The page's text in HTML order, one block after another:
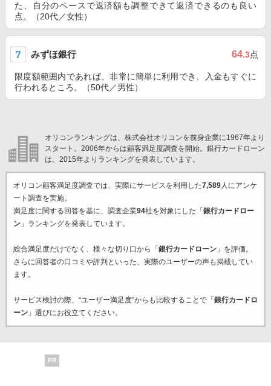
た、自分のペースで返済額も調整できて返済できるのも良い
点。（20代／女性）
みずほ銀行 64.3点
限度額範囲内であれば、非常に簡単に利用でき、入金もすぐに
行われるところ。（50代／男性）
オリコンランキングは、株式会社オリコンを前身企業に1967年より
スタート。2006年からは顧客満足度調査を開始。銀行カードローン
は、2015年よりランキングを発表しています。
オリコン顧客満足度調査では、実際にサービスを利用した7,589人にアンケ
ート調査を実施。
満足度に関する回答を基に、調査企業94社を対象にした「 銀行カードロー
ン」ランキングを発表しています。
総合満足度だけでなく、様々な切り口から「 銀行カードローン」を評価。
さらに回答者の口コミや評判といった、実際のユーザーの声も掲載してい
ます。
サービス検討の際、“ユーザー満足度”からも比較することで「 銀行カードロ
ーン」選びにお役立てください。
PR